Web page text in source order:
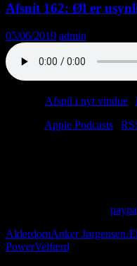
Afsnit 162: Øl er
05/06/2019 admin
Afspil i nyt vindue
Apple Podcasts
AlderdomAnker Jørgensen
PowerVelfærd